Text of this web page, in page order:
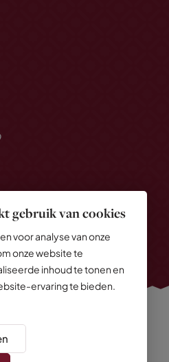
gebruik van cookies
voor analyse van onze
onze website te
inhoud te tonen en
ervaring te bieden.